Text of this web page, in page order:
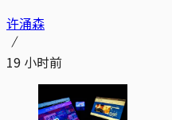
许涌森
19 小时前